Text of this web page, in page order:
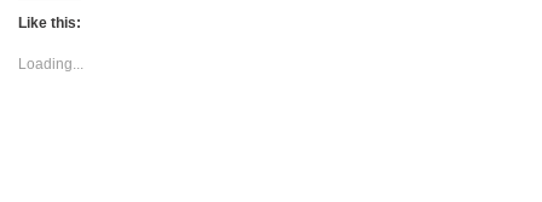
Like this:
Loading...